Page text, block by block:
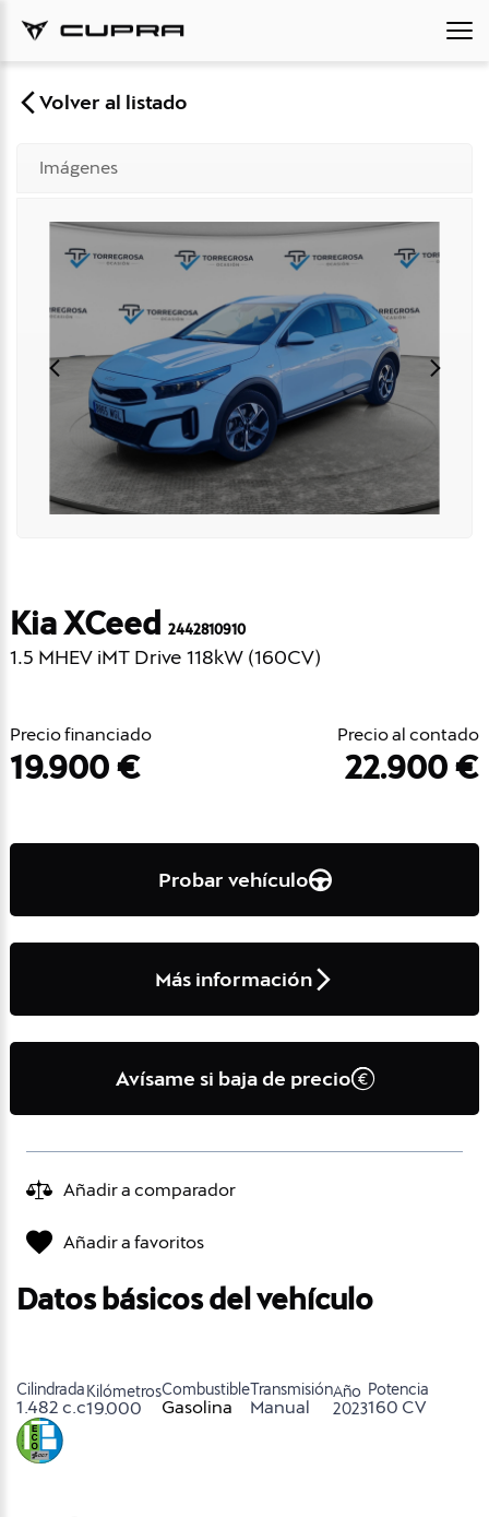
Volver al listado
Imágenes
Kia XCeed 2442810910
1.5 MHEV iMT Drive 118kW (160CV)
Precio financiado
19.900 €
Precio al contado
22.900 €
Probar vehículo
Más información
Avísame si baja de precio
Añadir a comparador
Añadir a favoritos
Datos básicos del vehículo
Cilindrada
1.482 c.c
Kilómetros
19.000
Combustible
Gasolina
Transmisión
Manual
Año
2023
Potencia
160 CV